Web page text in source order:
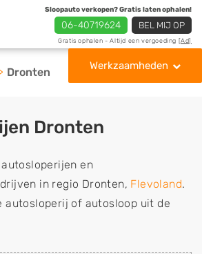
Sloopauto verkopen? Gratis laten ophalen!
06-40719624 BEL MIJ OP
Gratis ophalen - Altijd een vergoeding [Ad]
Werkzaamheden
Dronten
Dronten
en
in regio Dronten, Flevoland.
autosloperij of autosloop uit de
is in de verkoop van